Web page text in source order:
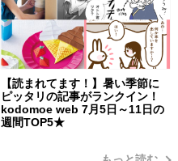
【読まれてます！】暑い季節に
ピッタリの記事がランクイン！
kodomoe web 7月5日～11日の
週間TOP5★